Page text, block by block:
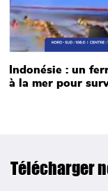
Indonésie : un
à la mer pour
Télécharger